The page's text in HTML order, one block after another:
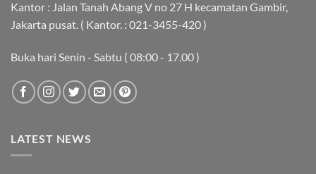
Kantor : Jalan Tanah Abang V no 27 H kecamatan Gambir,
Jakarta pusat. ( Kantor. : 021-3455-420 )
Buka hari Senin - Sabtu ( 08:00 - 17.00 )
LATEST NEWS